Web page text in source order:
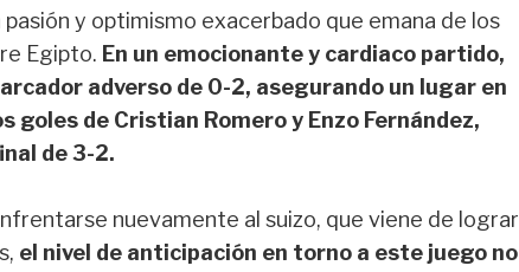
y optimismo exacerbado que emana de los
Egipto. En un emocionante y cardiaco partido,
adverso de 0-2, asegurando un lugar en
de Cristian Romero y Enzo Fernández,
de 3-2.
nuevamente al suizo, que viene de lograr
el nivel de anticipación en torno a este juego no